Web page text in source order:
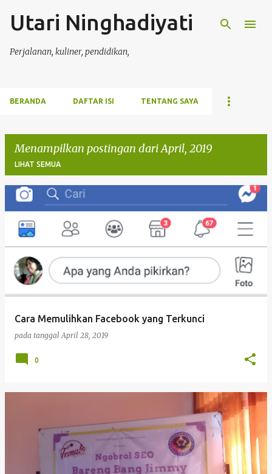
Langsung ke konten utama
Utari Ninghadiyati
Perjalanan, kuliner, pendidikan,
BERANDA DAFTAR ISI TENTANG SAYA
Menampilkan postingan dari April, 2019
LIHAT SEMUA
n
Cara Memulihkan Facebook yang Terkunci
pada tanggalApril 28, 2019
0